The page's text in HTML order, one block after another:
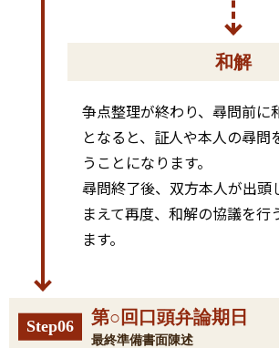
和解
争点整理が終わり、尋問前に
となると、証人や本人の尋問
うことになります。
尋問終了後、双方本人が出頭
まえて再度、和解の協議を行
ます。
Step06 第○回口頭弁論期日
最終準備書面陳述